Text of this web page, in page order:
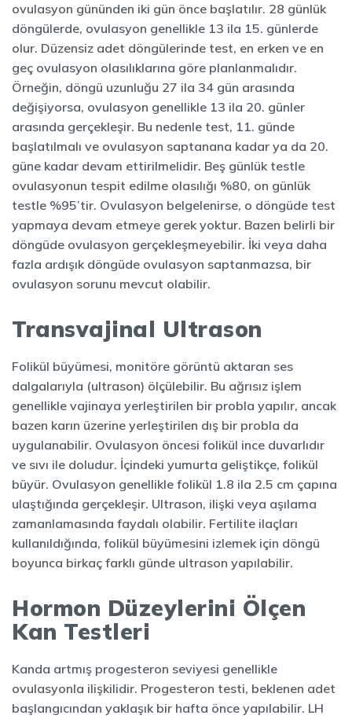
ovulasyon gününden iki gün önce başlatılır. 28 günlük
döngülerde, ovulasyon genellikle 13 ila 15. günlerde
olur. Düzensiz adet döngülerinde test, en erken ve en
geç ovulasyon olasılıklarına göre planlanmalıdır.
Örneğin, döngü uzunluğu 27 ila 34 gün arasında
değişiyorsa, ovulasyon genellikle 13 ila 20. günler
arasında gerçekleşir. Bu nedenle test, 11. günde
başlatılmalı ve ovulasyon saptanana kadar ya da 20.
güne kadar devam ettirilmelidir. Beş günlük testle
ovulasyonun tespit edilme olasılığı %80, on günlük
testle %95’tir. Ovulasyon belgelenirse, o döngüde test
yapmaya devam etmeye gerek yoktur. Bazen belirli bir
döngüde ovulasyon gerçekleşmeyebilir. İki veya daha
fazla ardışık döngüde ovulasyon saptanmazsa, bir
ovulasyon sorunu mevcut olabilir.
Transvajinal Ultrason
Folikül büyümesi, monitöre görüntü aktaran ses
dalgalarıyla (ultrason) ölçülebilir. Bu ağrısız işlem
genellikle vajinaya yerleştirilen bir probla yapılır, ancak
bazen karın üzerine yerleştirilen dış bir probla da
uygulanabilir. Ovulasyon öncesi folikül ince duvarlıdır
ve sıvı ile doludur. İçindeki yumurta geliştikçe, folikül
büyür. Ovulasyon genellikle folikül 1.8 ila 2.5 cm çapına
ulaştığında gerçekleşir. Ultrason, ilişki veya aşılama
zamanlamasında faydalı olabilir. Fertilite ilaçları
kullanıldığında, folikül büyümesini izlemek için döngü
boyunca birkaç farklı günde ultrason yapılabilir.
Hormon Düzeylerini Ölçen
Kan Testleri
Kanda artmış progesteron seviyesi genellikle
ovulasyonla ilişkilidir. Progesteron testi, beklenen adet
başlangıcından yaklaşık bir hafta önce yapılabilir. LH